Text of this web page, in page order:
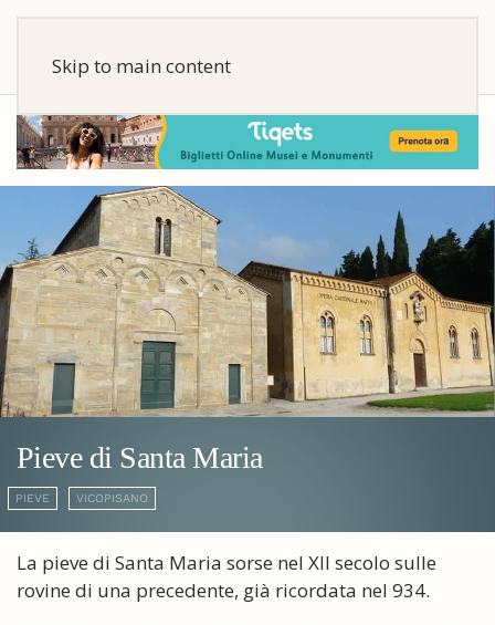
Skip to main content
Pieve di Santa Maria
PIEVE VICOPISANO
La pieve di Santa Maria sorse nel XII secolo sulle
rovine di una precedente, già ricordata nel 934.